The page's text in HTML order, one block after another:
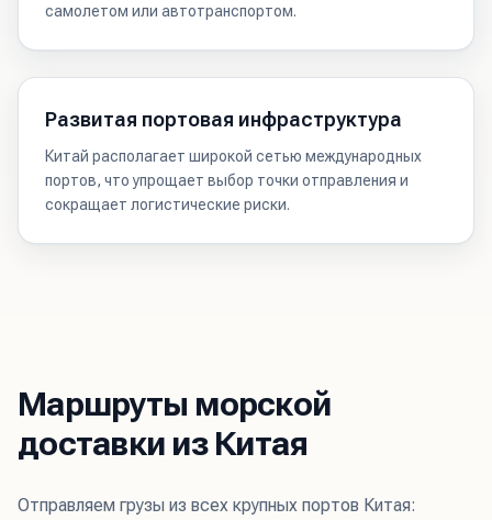
самолетом или автотранспортом.
Развитая портовая инфраструктура
Китай располагает широкой сетью международных
портов, что упрощает выбор точки отправления и
сокращает логистические риски.
Маршруты морской
доставки из Китая
Отправляем грузы из всех крупных портов Китая: